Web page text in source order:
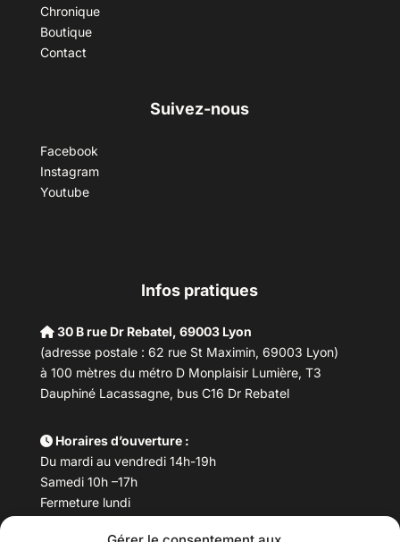
Chronique
Boutique
Contact
Suivez-nous
Facebook
Instagram
Youtube
Infos pratiques
30 B rue Dr Rebatel, 69003 Lyon
(adresse postale : 62 rue St Maximin, 69003 Lyon)
à 100 mètres du métro D Monplaisir Lumière, T3
Dauphiné Lacassagne, bus C16 Dr Rebatel
Horaires d’ouverture :
Du mardi au vendredi 14h-19h
Samedi 10h –17h
Fermeture lundi